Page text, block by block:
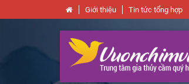
Giới thiệu Tin tức tổng hợp